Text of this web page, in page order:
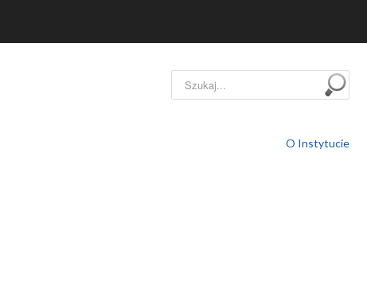
Szukaj...
O Instytucie